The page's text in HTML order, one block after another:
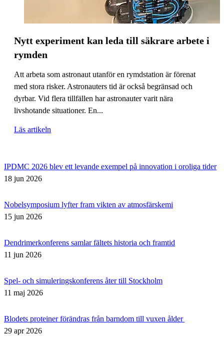
Nytt experiment kan leda till säkrare arbete i
rymden
Att arbeta som astronaut utanför en rymdstation är förenat
med stora risker. Astronauters tid är också begränsad och
dyrbar. Vid flera tillfällen har astronauter varit nära
livshotande situationer. En...
Läs artikeln
IPDMC 2026 blev ett levande exempel på innovation i oroliga tider
18 jun 2026
Nobelsymposium lyfter fram vikten av atmosfärskemi
15 jun 2026
Dendrimerkonferens samlar fältets historia och framtid
11 jun 2026
Spel- och simuleringskonferens åter till Stockholm
11 maj 2026
Blodets proteiner förändras från barndom till vuxen ålder
29 apr 2026